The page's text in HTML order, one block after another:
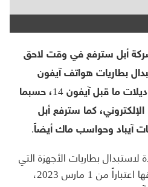
أبل سترفع في وقت لاحق
بطاريات هواتف آيفون
المنتهية كفالتها، وهي موديلات ما قبل آيفون 14، حسبما
كما سترفع أبل
آيباد وحواسب ماك أيضاً.
لاستبدال بطاريات الأجهزة التي
انتهت كفالتها سيبدأ تطبيقها اعتباراً من 1 مارس 2023،